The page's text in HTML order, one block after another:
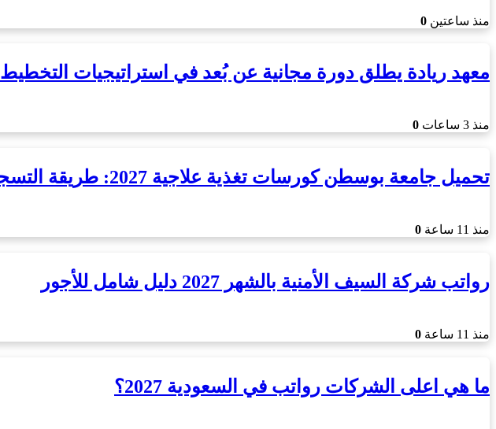
منذ ساعتين 0
معهد ريادة يطلق دورة مجانية عن بُعد في استراتيجيات التخطيط
منذ 3 ساعات 0
تحميل جامعة بوسطن كورسات تغذية علاجية 2027: طريقة التسجيل والأسعار
منذ 11 ساعة 0
رواتب شركة السيف الأمنية بالشهر 2027 دليل شامل للأجور
منذ 11 ساعة 0
ما هي اعلى الشركات رواتب في السعودية 2027؟